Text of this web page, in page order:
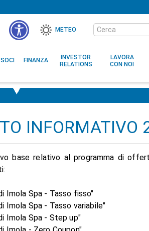
METEO
Cerca
nel
sito
SOCI FINANZA
INVESTOR
RELATIONS
LAVORA
CON NOI
INFORMATIVO
base relativo al programma di
Imola Spa - Tasso fisso"
Imola Spa - Tasso variabile"
Imola Spa - Step up"